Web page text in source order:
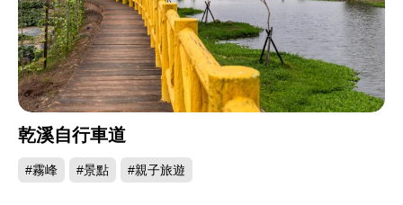
乾溪自行車道
#霧峰 #景點 #親子旅遊